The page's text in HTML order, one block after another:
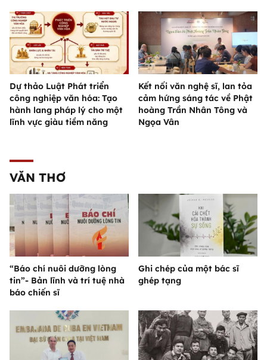
Dự thảo Luật Phát triển
công nghiệp văn hóa: Tạo
hành lang pháp lý cho một
lĩnh vực giàu tiềm năng
Kết nối văn nghệ sĩ, lan tỏa
cảm hứng sáng tác về Phật
hoàng Trần Nhân Tông và
Ngọa Vân
VĂN THƠ
“Báo chí nuôi dưỡng lòng
tin”- Bản lĩnh và trí tuệ nhà
báo chiến sĩ
Ghi chép của một bác sĩ
ghép tạng